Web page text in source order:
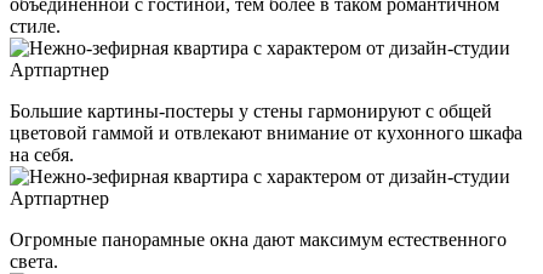
объединенной с гостиной, тем более в таком романтичном
стиле.
Большие картины-постеры у стены гармонируют с общей
цветовой гаммой и отвлекают внимание от кухонного шкафа
на себя.
Огромные панорамные окна дают максимум естественного
света.